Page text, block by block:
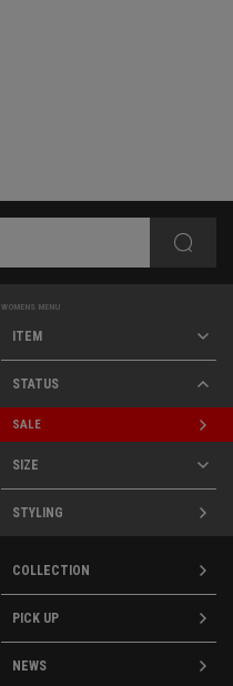
WOMENS MENU
ITEM
STATUS
SALE
SIZE
STYLING
COLLECTION
PICK UP
NEWS